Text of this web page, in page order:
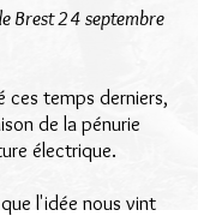
Brest 24 septembre
ces temps derniers,
de la pénurie
électrique.
l'idée nous vint